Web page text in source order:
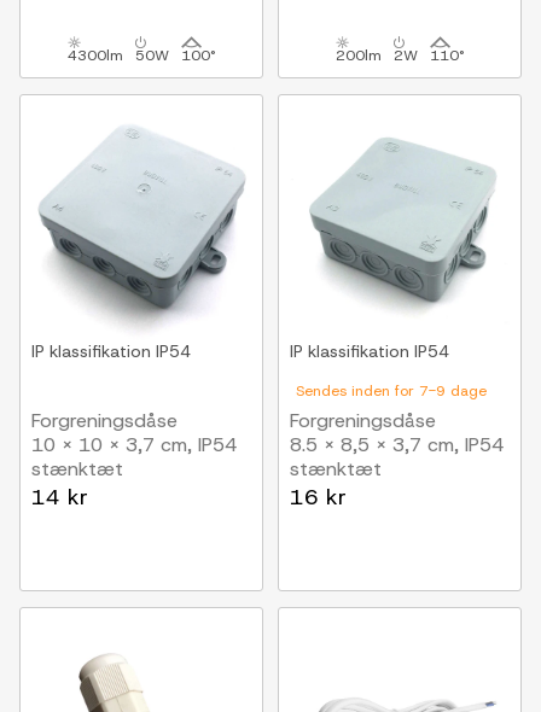
4300lm 50W 100° 200lm 2W 110°
IP klassifikation IP54
Forgreningsdåse
10 x 10 x 3,7 cm, IP54
stænktæt
14 kr
Sendes inden for 7-9 dage
IP klassifikation IP54
Forgreningsdåse
8.5 x 8,5 x 3,7 cm, IP54
stænktæt
16 kr